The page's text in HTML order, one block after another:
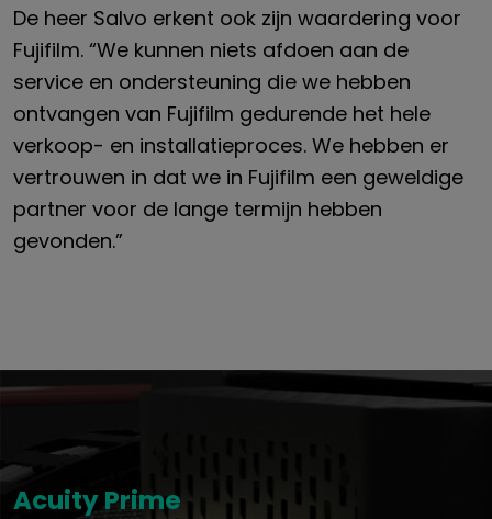
De heer Salvo erkent ook zijn waardering voor
Fujifilm. “We kunnen niets afdoen aan de
service en ondersteuning die we hebben
ontvangen van Fujifilm gedurende het hele
verkoop- en installatieproces. We hebben er
vertrouwen in dat we in Fujifilm een geweldige
partner voor de lange termijn hebben
gevonden.”
Acuity Prime